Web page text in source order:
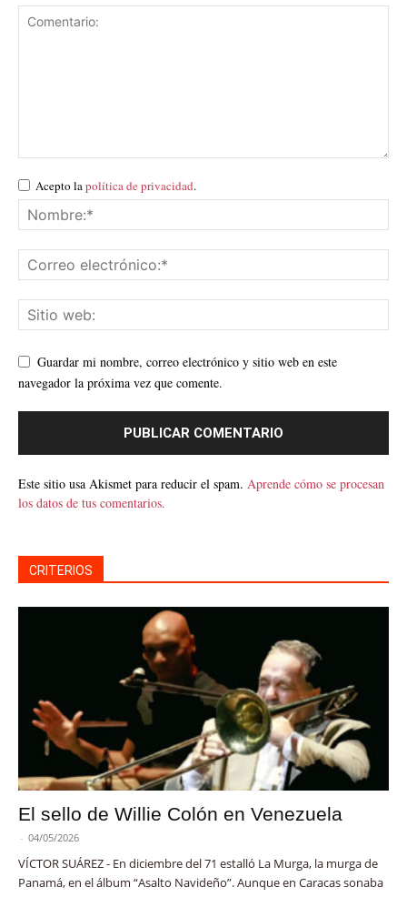
Acepto lapolítica de privacidad.
Guardar mi nombre, correo electrónico y sitio web en este
navegador la próxima vez que comente.
Este sitio usa Akismet para reducir el spam. Aprende cómo se procesan
los datos de tus comentarios.
CRITERIOS
El sello de Willie Colón en Venezuela
- 04/05/2026
VÍCTOR SUÁREZ - En diciembre del 71 estalló La Murga, la murga de
Panamá, en el álbum “Asalto Navideño”. Aunque en Caracas sonaba